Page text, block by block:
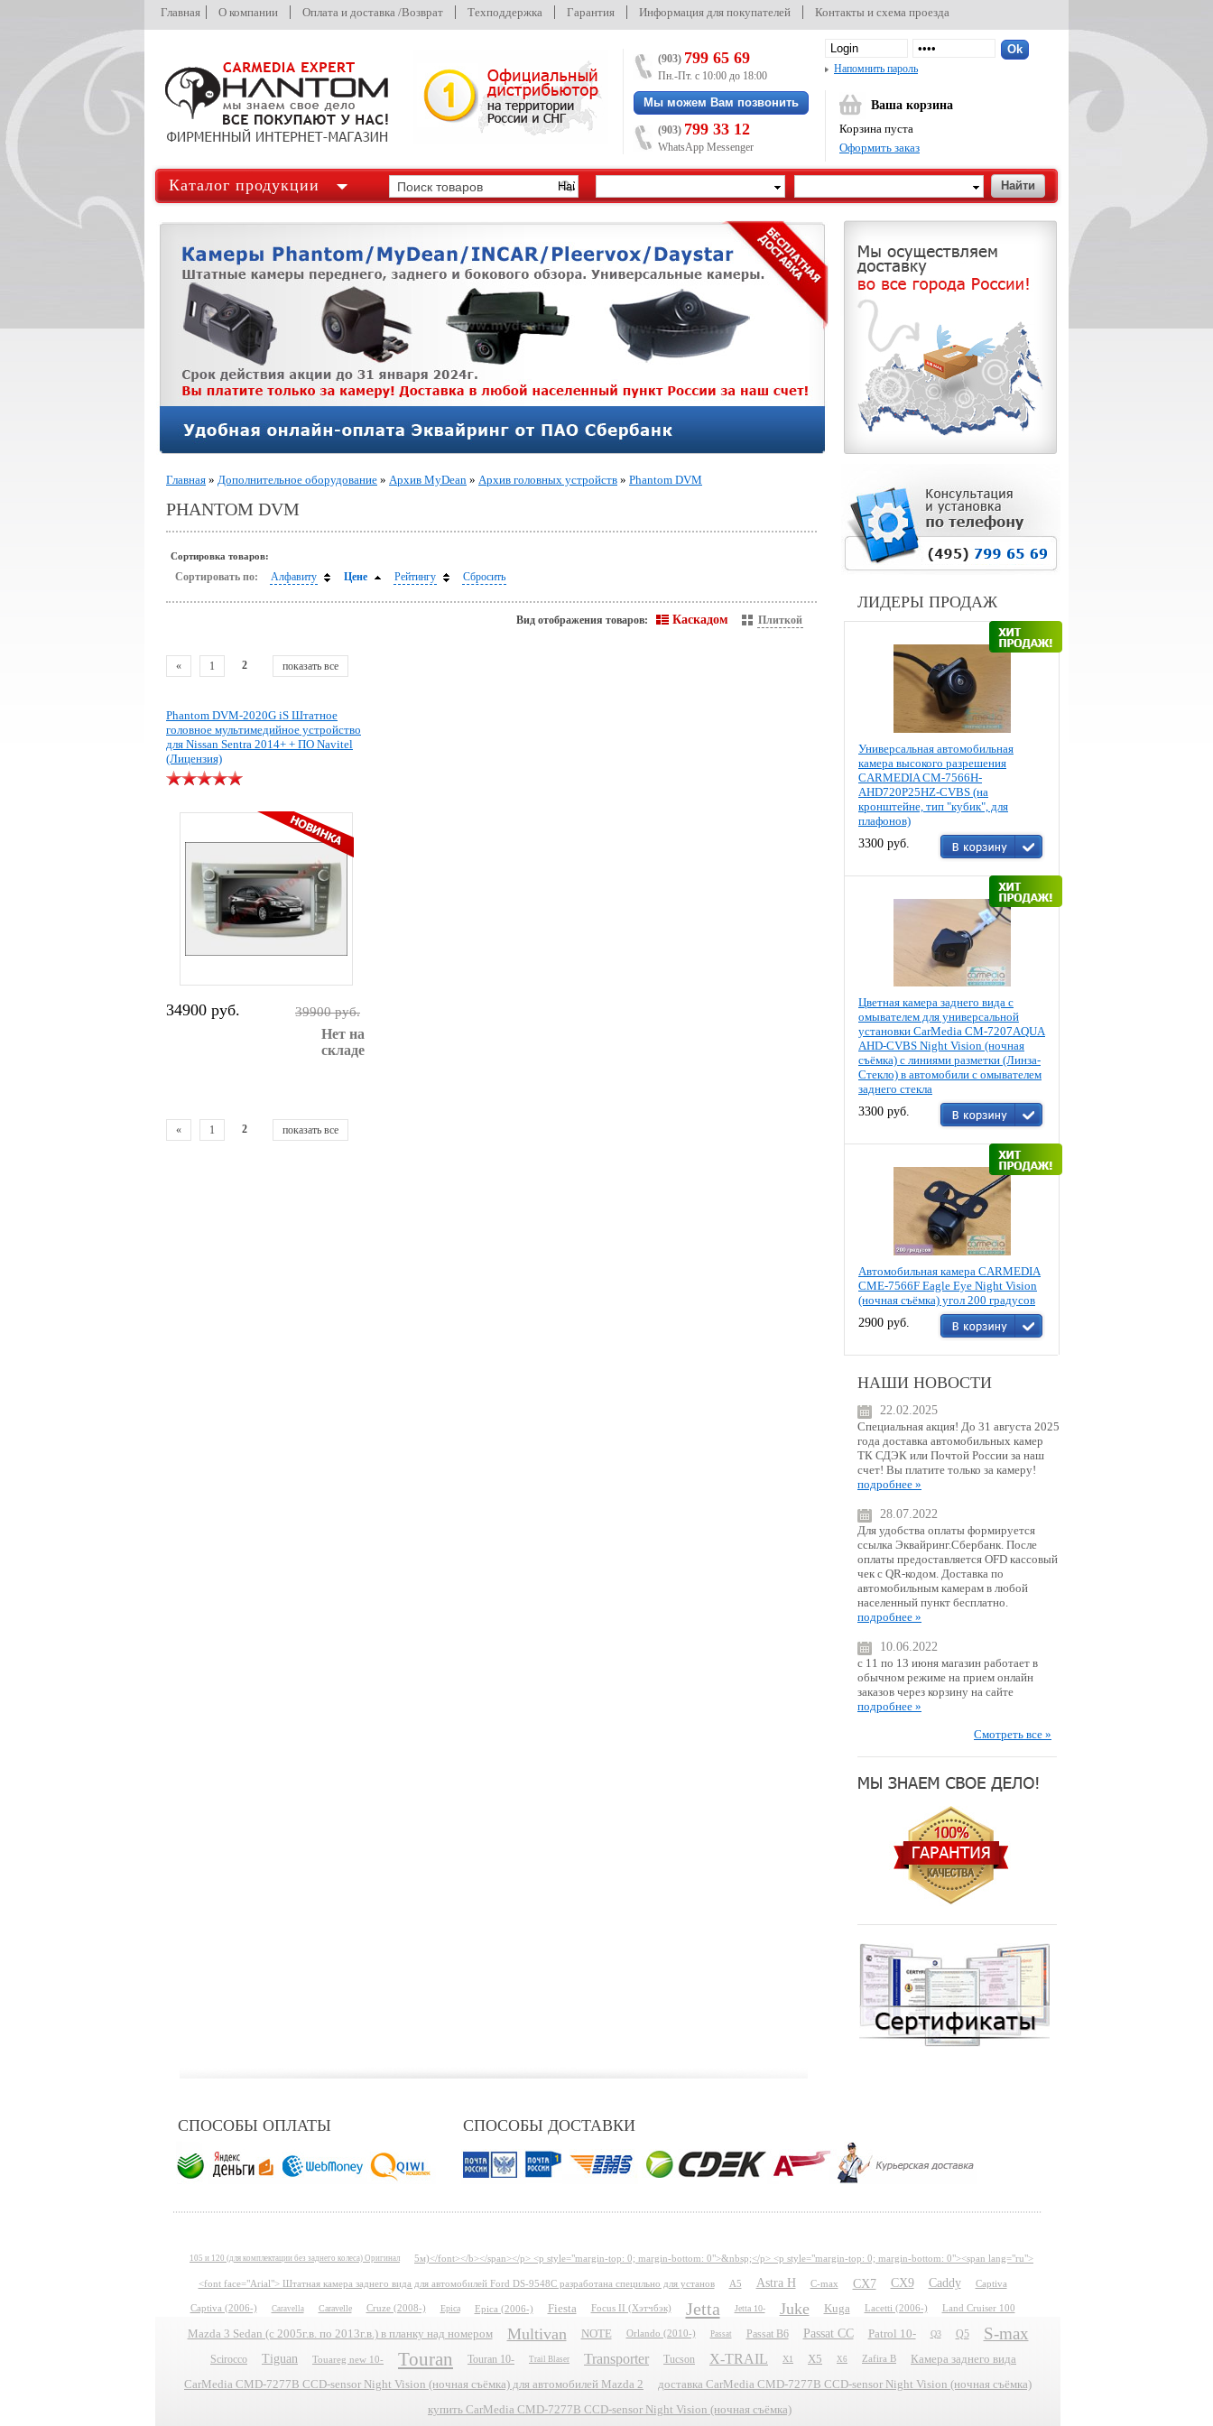
Главная О компании Оплата и доставка /Возврат Техподдержка Гарантия Информация для покупателей Контакты и схема проезда
(903) 799 65 69
Пн.-Пт. с 10:00 до 18:00
Мы можем Вам позвонить
(903) 799 33 12
WhatsApp Messenger
Напомнить пароль
Ваша корзина
Корзина пуста
Оформить заказ
Каталог продукции
ЛИДЕРЫ ПРОДАЖ
Универсальная автомобильная
камера высокого разрешения
CARMEDIA CM-7566H-
AHD720P25HZ-CVBS (на
кронштейне, тип "кубик", для
плафонов)
3300 руб.
Цветная камера заднего вида c
омывателем для универсальной
установки CarMedia CM-7207AQUA
AHD-CVBS Night Vision (ночная
съёмка) с линиями разметки (Линза-
Стекло) в автомобили с омывателем
заднего стекла
3300 руб.
Автомобильная камера CARMEDIA
CME-7566F Eagle Eye Night Vision
(ночная съёмка) угол 200 градусов
2900 руб.
НАШИ НОВОСТИ
22.02.2025
Специальная акция! До 31 августа 2025
года доставка автомобильных камер
ТК СДЭК или Почтой России за наш
счет! Вы платите только за камеру!
подробнее »
28.07.2022
Для удобства оплаты формируется
ссылка Эквайринг.Сбербанк. После
оплаты предоставляется OFD кассовый
чек с QR-кодом. Доставка по
автомобильным камерам в любой
населенный пункт бесплатно.
подробнее »
10.06.2022
с 11 по 13 июня магазин работает в
обычном режиме на прием онлайн
заказов через корзину на сайте
подробнее »
Смотреть все »
Главная » Дополнительное оборудование » Архив MyDean » Архив головных устройств » Phantom DVM
PHANTOM DVM
Сортировка товаров:
Сортировать по: Алфавиту Цене Рейтингу Сбросить
Вид отображения товаров: Каскадом Плиткой
« 1 2 показать все
Phantom DVM-2020G iS Штатное
головное мультимедийное устройство
для Nissan Sentra 2014+ + ПО Navitel
(Лицензия)
34900 руб. 39900 руб.
Нет на
складе
« 1 2 показать все
СПОСОБЫ ОПЛАТЫ СПОСОБЫ ДОСТАВКИ
105 и 120 (для комплектации без заднего колеса) Оригинал 5м)</font></b></span></p> <p style="margin-top: 0; margin-bottom: 0">&nbsp;</p> <p style="margin-top: 0; margin-bottom: 0"><span lang="ru">
<font face="Arial"> Штатная камера заднего вида для автомобилей Ford DS-9548C разработана специльно для установ A5 Astra H C-max CX7 CX9 Caddy Captiva
Captiva (2006-) Caravella Caravelle Cruze (2008-) Epica Epica (2006-) Fiesta Focus II (Хэтчбэк) Jetta Jetta 10- Juke Kuga Lacetti (2006-) Land Cruiser 100
Mazda 3 Sedan (с 2005г.в. по 2013г.в.) в планку над номером Multivan NOTE Orlando (2010-) Passat Passat B6 Passat CC Patrol 10- Q3 Q5 S-max
Scirocco Tiguan Touareg new 10- Touran Touran 10- Trail Blaser Transporter Tucson X-TRAIL X1 X5 X6 Zafira B
Камера заднего вида
CarMedia CMD-7277B CCD-sensor Night Vision (ночная съёмка) для автомобилей Mazda 2
доставка CarMedia CMD-7277B CCD-sensor Night Vision (ночная съёмка)
купить CarMedia CMD-7277B CCD-sensor Night Vision (ночная съёмка)